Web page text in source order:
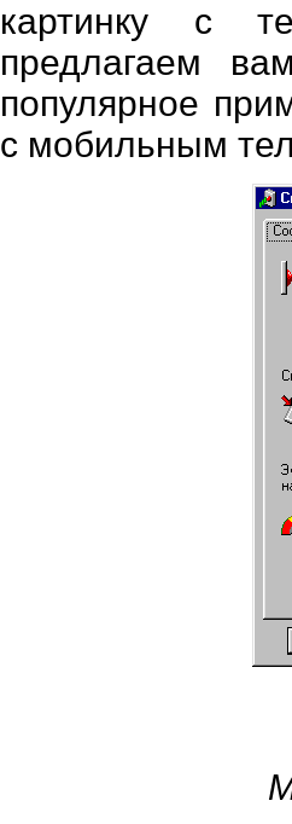
картинку с
предлагаем
популярное
с мобильным